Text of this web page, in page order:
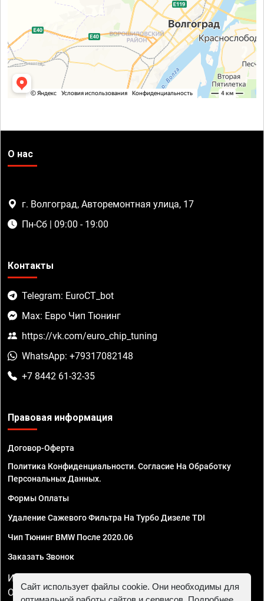
О нас
г. Волгоград, Авторемонтная улица, 17
Пн-Сб | 09:00 - 19:00
Контакты
Telegram: EuroCT_bot
Max: Евро Чип Тюнинг
https://vk.com/euro_chip_tuning
WhatsApp: +79317082148
+7 8442 61-32-35
Правовая информация
Договор-Оферта
Политика Конфиденциальности. Согласие На Обработку
Персональных Данных.
Формы Оплаты
Удаление Сажевого Фильтра На Турбо Дизеле TDI
Чип Тюнинг BMW После 2020.06
Заказать Звонок
ИП Смирнов Георгий Павлович. ИНН 781302555843,
ОГРНИП 324470400032610
Сайт использует файлы cookie. Они необходимы для